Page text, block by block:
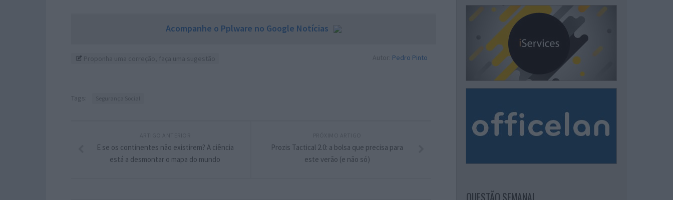
Acompanhe o Pplware no Google Notícias
Autor: Pedro Pinto
Tags:
Prozis Tactical 2.0: a bolsa que precisa para
este verão (e não só)
E se os continentes não existirem? A ciência
está a desmontar o mapa do mundo